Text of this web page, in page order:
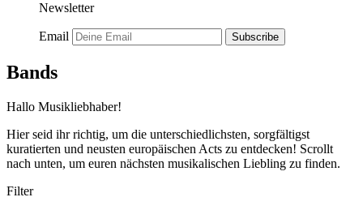
Newsletter
Email Subscribe
Bands
Hallo Musikliebhaber!
Hier seid ihr richtig, um die unterschiedlichsten, sorgfältigst
kuratierten und neusten europäischen Acts zu entdecken! Scrollt
nach unten, um euren nächsten musikalischen Liebling zu finden.
Filter